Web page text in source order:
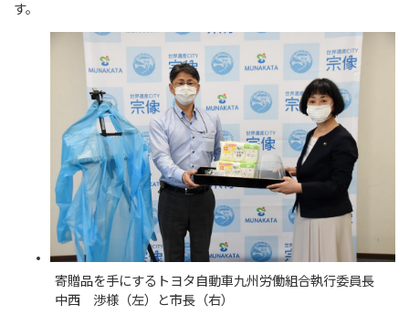
す。
寄贈品を手にするトヨタ自動車九州労働組合執行委員長
中西 渉様（左）と市長（右）